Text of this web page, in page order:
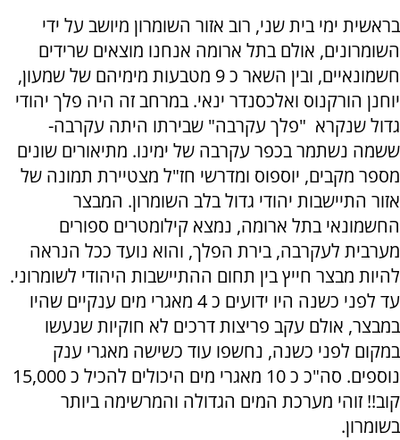
בראשית ימי בית שני, רוב אזור השומרון מיושב על ידי
השומרונים, אולם בתל ארומה אנחנו מוצאים שרידים
חשמונאיים, ובין השאר כ 9 מטבעות מימיהם של שמעון,
יוחנן הורקנוס ואלכסנדר ינאי. במרחב זה היה פלך יהודי
גדול שנקרא "פלך עקרבה" שבירתו היתה עקרבה-
ששמה נשתמר בכפר עקרבה של ימינו. מתיאורים שונים
מספר מקבים, יוספוס ומדרשי חז"ל מצטיירת תמונה של
אזור התיישבות יהודי גדול בלב השומרון. המבצר
החשמונאי בתל ארומה, נמצא קילומטרים ספורים
מערבית לעקרבה, בירת הפלך, והוא נועד ככל הנראה
להיות מבצר חייץ בין תחום ההתיישבות היהודי לשומרוני.
עד לפני כשנה היו ידועים כ 4 מאגרי מים ענקיים שהיו
במבצר, אולם עקב פריצות דרכים לא חוקיות שנעשו
במקום לפני כשנה, נחשפו עוד כשישה מאגרי ענק
נוספים. סה"כ כ 10 מאגרי מים היכולים להכיל כ 15,000
קוב!! זוהי מערכת המים הגדולה והמרשימה ביותר
בשומרון.